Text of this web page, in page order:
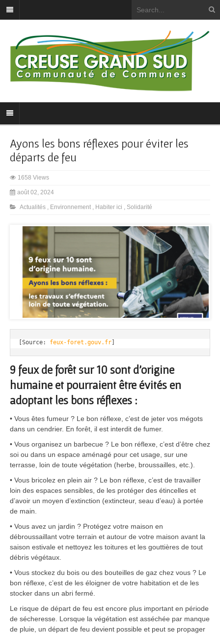
Ayons les bons réflexes pour éviter les
départs de feu
1658 Views
août 02, 2024
Actualités , Environnement , Habiter ici , Solidarité
[Source: feux-foret.gouv.fr
9 feux de forêt sur 10 sont d’origine
humaine et pourraient être évités en
adoptant les bons réflexes :
• Vous êtes fumeur ? Le bon réflexe, c’est de jeter vos mégots
dans un cendrier. En forêt, il est interdit de fumer.
• Vous organisez un barbecue ? Le bon réflexe, c’est d’être chez
soi ou dans un espace aménagé pour cet usage, sur une
terrasse, loin de toute végétation (herbe, broussailles, etc.).
• Vous bricolez en plein air ? Le bon réflexe, c’est de travailler
loin des espaces sensibles, de les protéger des étincelles et
d’avoir un moyen d’extinction (extincteur, seau d’eau) à portée
de main.
• Vous avez un jardin ? Protégez votre maison en
débroussaillant votre terrain et autour de votre maison avant la
saison estivale et nettoyez les toitures et les gouttières de tout
débris végétaux.
• Vous stockez du bois ou des bouteilles de gaz chez vous ? Le
bon réflexe, c’est de les éloigner de votre habitation et de les
stocker dans un abri fermé.
Le risque de départ de feu est encore plus important en période
de sécheresse. Lorsque la végétation est asséchée par manque
de pluie, un départ de feu devient possible et peut se propager